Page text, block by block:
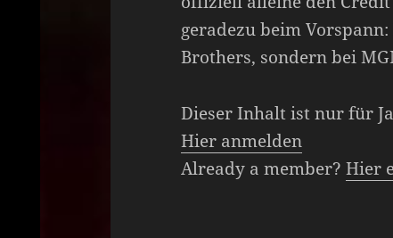
geradezu beim
Brothers, sondern bei
Dieser Inhalt ist nur für
Hier anmelden
Already a member?Hier